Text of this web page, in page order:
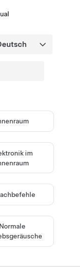
im
Normale